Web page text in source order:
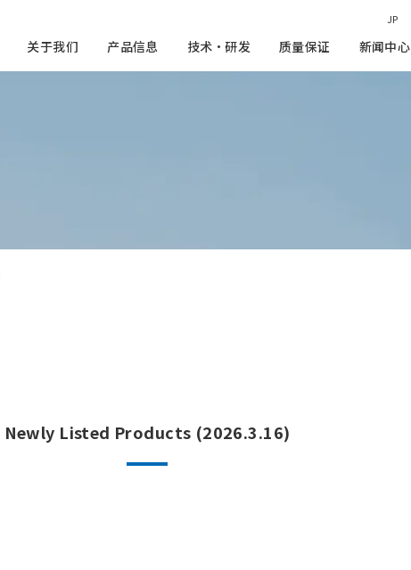
关于我们 产品信息 技术・研发 质量保证 新闻中心
JP
Newly Listed Products (2026.3.16)